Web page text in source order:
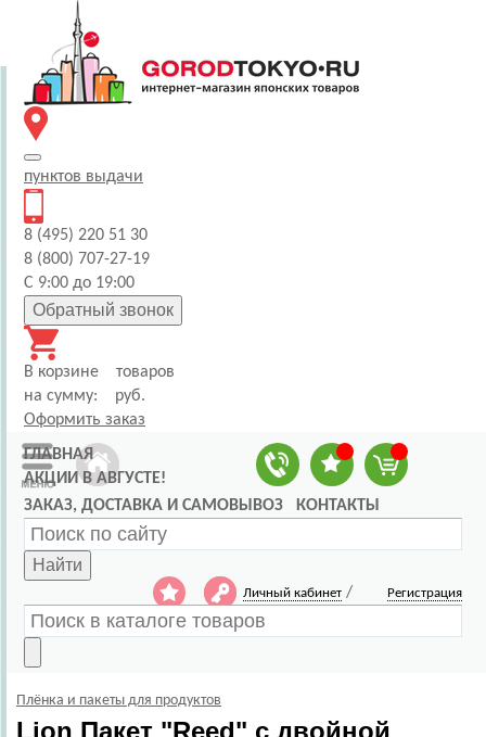
пунктов выдачи
8 (495) 220 51 30
8 (800) 707-27-19
С 9:00 до 19:00
Обратный звонок
В корзине
товаров
на сумму:
руб.
Оформить заказ
ГЛАВНАЯ
АКЦИИ В АВГУСТЕ!
ЗАКАЗ, ДОСТАВКА И САМОВЫВОЗ
КОНТАКТЫ
Найти
Личный кабинет / Регистрация
Плёнка и пакеты для продуктов
Lion Пакет "Reed" с двойной